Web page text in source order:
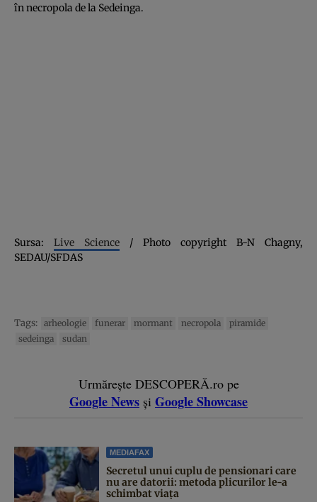
în necropola de la Sedeinga.
Sursa: Live Science / Photo copyright B-N Chagny,
SEDAU/SFDAS
Tags: arheologie funerar mormant necropola
piramide
sedeinga
sudan
Urmărește DESCOPERĂ.ro pe
Google News și Google Showcase
MEDIAFAX
Secretul unui cuplu de pensionari care
nu are datorii: metoda plicurilor le-a
schimbat viața